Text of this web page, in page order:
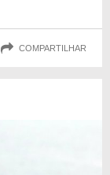
COMPARTILHAR